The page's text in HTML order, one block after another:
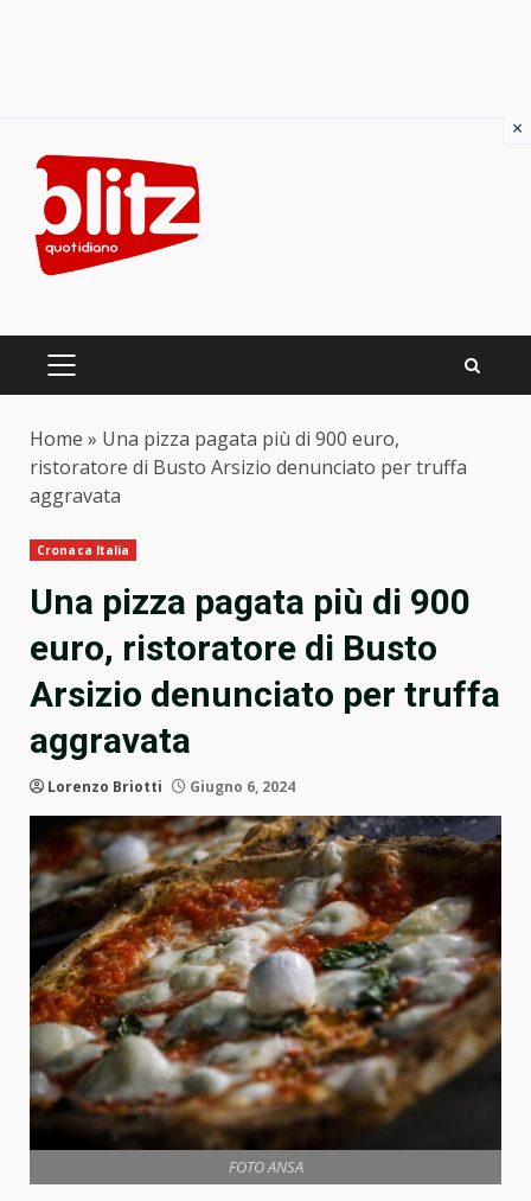
content
PRIMARY
Home » Una pizza pagata più di 900 euro,
ristoratore di Busto Arsizio denunciato per truffa
aggravata
Cronaca Italia
Una pizza pagata più di 900
euro, ristoratore di Busto
Arsizio denunciato per truffa
aggravata
Lorenzo Briotti Giugno 6, 2024
FOTO ANSA
×